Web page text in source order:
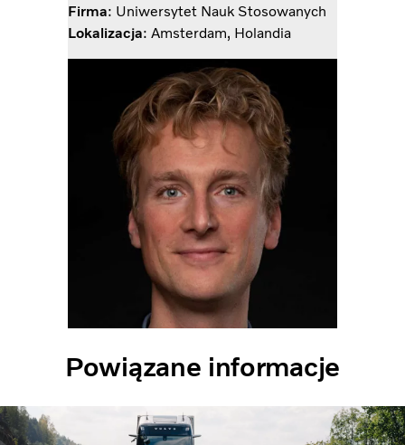
Firma: Uniwersytet Nauk Stosowanych
Lokalizacja: Amsterdam, Holandia
Powiązane informacje